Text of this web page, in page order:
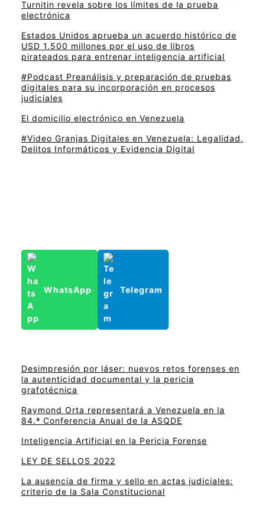
Turnitin revela sobre los límites de la prueba
electrónica
Estados Unidos aprueba un acuerdo histórico de
USD 1.500 millones por el uso de libros
pirateados para entrenar inteligencia artificial
#Podcast Preanálisis y preparación de pruebas
digitales para su incorporación en procesos
judiciales
El domicilio electrónico en Venezuela
#Video Granjas Digitales en Venezuela: Legalidad,
Delitos Informáticos y Evidencia Digital
WhatsApp Telegram
Desimpresión por láser: nuevos retos forenses en
la autenticidad documental y la pericia
grafotécnica
Raymond Orta representará a Venezuela en la
84.ª Conferencia Anual de la ASQDE
Inteligencia Artificial en la Pericia Forense
LEY DE SELLOS 2022
La ausencia de firma y sello en actas judiciales:
criterio de la Sala Constitucional